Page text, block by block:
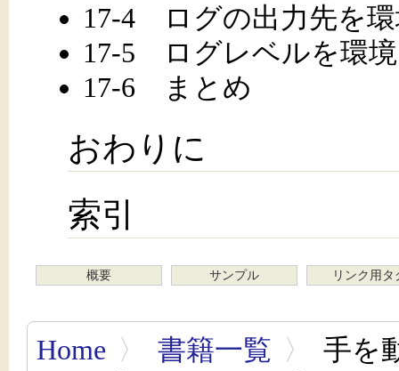
17-4 ログの出力先を
17-5 ログレベルを環
17-6 まとめ
おわりに
索引
概要 サンプル リンク用タ
Home 〉 書籍一覧 〉
手を